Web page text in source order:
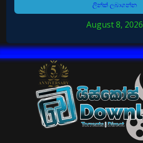
ලින්ක් ලබාගන්න
August 8, 2026